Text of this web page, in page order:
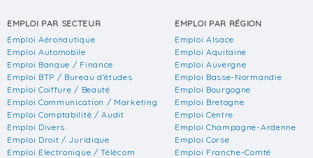
EMPLOI PAR SECTEUR
Emploi Aéronautique
Emploi Automobile
Emploi Banque / Finance
Emploi BTP / Bureau d'études
Emploi Coiffure / Beauté
Emploi Communication / Marketing
Emploi Comptabilité / Audit
Emploi Divers
Emploi Droit / Juridique
Emploi Electronique / Télécom
EMPLOI PAR RÉGION
Emploi Alsace
Emploi Aquitaine
Emploi Auvergne
Emploi Basse-Normandie
Emploi Bourgogne
Emploi Bretagne
Emploi Centre
Emploi Champagne-Ardenne
Emploi Corse
Emploi Franche-Comté